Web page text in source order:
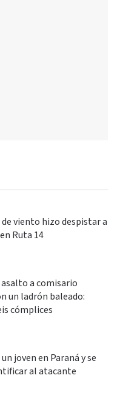
de viento hizo despistar a
Ruta 14
a comisario
un ladrón baleado:
cómplices
joven en Paraná y se
al atacante